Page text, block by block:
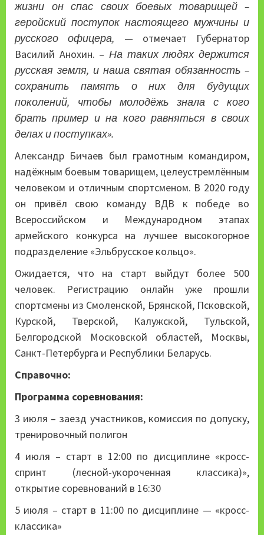
жизни он спас своих боевых товарищей –
геройский поступок настоящего мужчины и
русского офицера, — отмечает Губернатор
Василий Анохин. – На таких людях держится
русская земля, и наша святая обязанность –
сохранить память о них для будущих
поколений, чтобы молодёжь знала с кого
брать пример и на кого равняться в своих
делах и поступках».
Александр Бичаев был грамотным командиром,
надёжным боевым товарищем, целеустремлённым
человеком и отличным спортсменом. В 2020 году
он привёл свою команду ВДВ к победе во
Всероссийском и Международном этапах
армейского конкурса на лучшее высокогорное
подразделение «Эльбрусское кольцо».
Ожидается, что на старт выйдут более 500
человек. Регистрацию онлайн уже прошли
спортсмены из Смоленской, Брянской, Псковской,
Курской, Тверской, Калужской, Тульской,
Белгородской Московской областей, Москвы,
Санкт-Петербурга и Республики Беларусь.
Справочно:
Программа соревнования:
3 июля – заезд участников, комиссия по допуску,
тренировочный полигон
4 июля – старт в 12:00 по дисциплине «кросс-
спринт (лесной-укороченная классика)»,
открытие соревнований в 16:30
5 июля – старт в 11:00 по дисциплине — «кросс-
классика»